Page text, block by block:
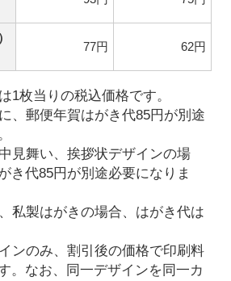
77円 62円
1枚当りの税込価格です。
、郵便年賀はがき代85円が別途
見舞い、挨拶状デザインの場
き代85円が別途必要になりま
私製はがきの場合、はがき代は
ンのみ、割引後の価格で印刷料
。なお、同一デザインを同一カ